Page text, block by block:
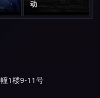
动
1楼9-11号